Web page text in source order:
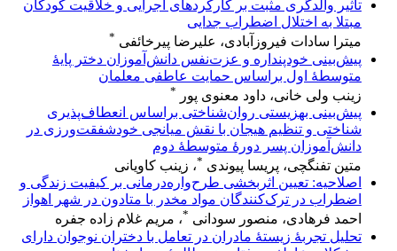
تأثیر والدگری مثبت بر کارکردهای اجرایی و خلاقیت کودکان
مبتلا به اختلال اضطراب جدایی
میترا سادات فیروزآبادی، علیرضا پیرخائفی *
پیش‌بینی خودپنداره و عزت‌نفس دانش‌آموزان دختر پایۀ
متوسطۀ اول براساس حمایت عاطفی معلمان
زینب ولی خانی، داود معنوی پور
*
پیش‌بینی بهزیستی روان‌شناختی براساس انعطاف‌پذیری
شناختی و تنظیم هیجان با نقش میانجی خودشفقت‌ورزی در
دانش‌آموزان پسر دورۀ متوسطۀ دوم
متین تفنگچی، پریسا پیوندی *، زینب کاویانی
اصلاحیه: تعیین اثربخشی طرح‌واره‌درمانی بر کیفیت زندگی و
اضطراب در ترک‌کنندگان مواد مخدر با متادون در شهر اهواز
احمد فرهادی، منصور سودانی * ، مریم غلام زاده جفره
تحلیل تجربۀ زیستۀ مادران در تعامل با دختران نوجوان دارای